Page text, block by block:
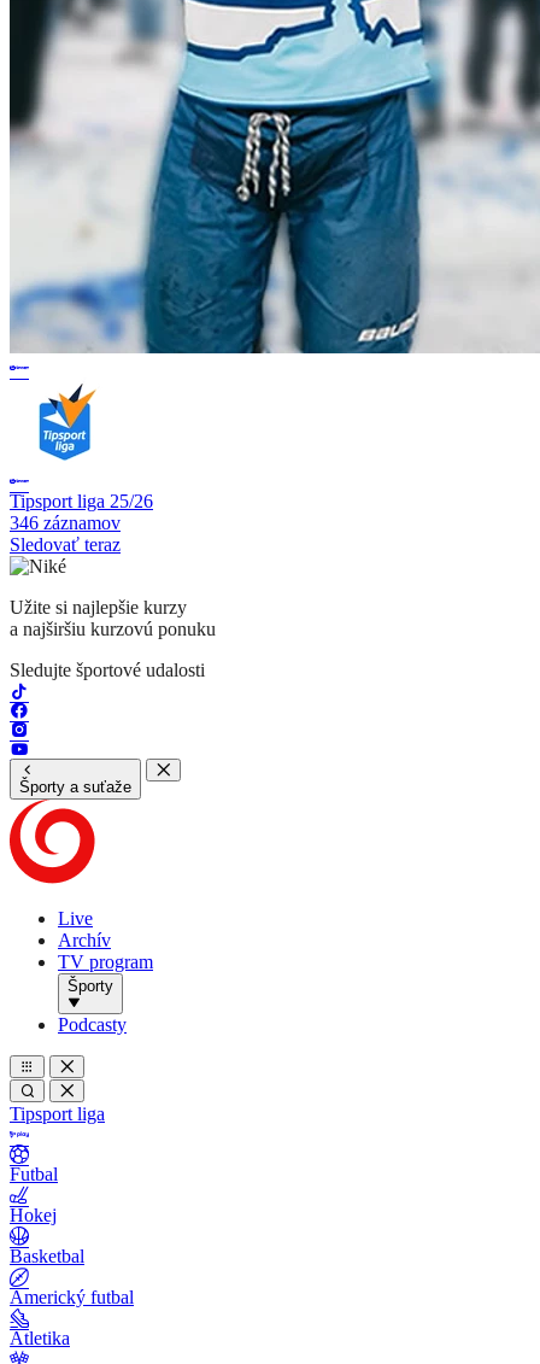
Tipsport liga 25/26
346 záznamov
Sledovať teraz
Užite si najlepšie kurzy
a najširšiu kurzovú ponuku
Sledujte športové udalosti
Športy a suťaže
Live
Archív
TV program
Športy
Podcasty
Tipsport liga
Futbal
Hokej
Basketbal
Americký futbal
Atletika